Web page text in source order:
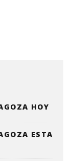
HOY
ESTA